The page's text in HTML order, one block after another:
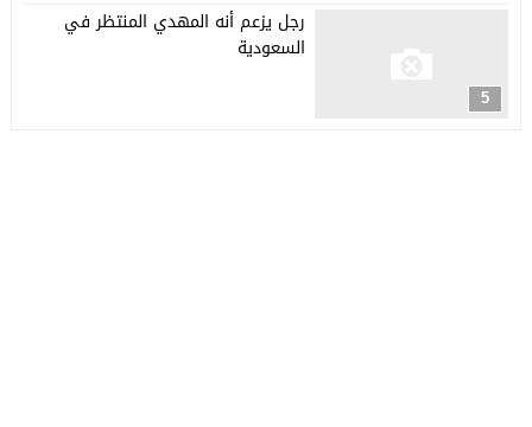
5
رجل يزعم أنه المهدي المنتظر في
السعودية